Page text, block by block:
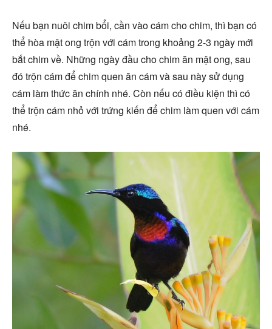
Nếu bạn nuôi chim bổi, cần vào cám cho chim, thì bạn có
thể hòa mật ong trộn với cám trong khoảng 2-3 ngày mới
bắt chim về. Những ngày đầu cho chim ăn mật ong, sau
đó trộn cám để chim quen ăn cám và sau này sử dụng
cám làm thức ăn chính nhé. Còn nếu có điều kiện thì có
thể trộn cám nhỏ với trứng kiến để chim làm quen với cám
nhé.